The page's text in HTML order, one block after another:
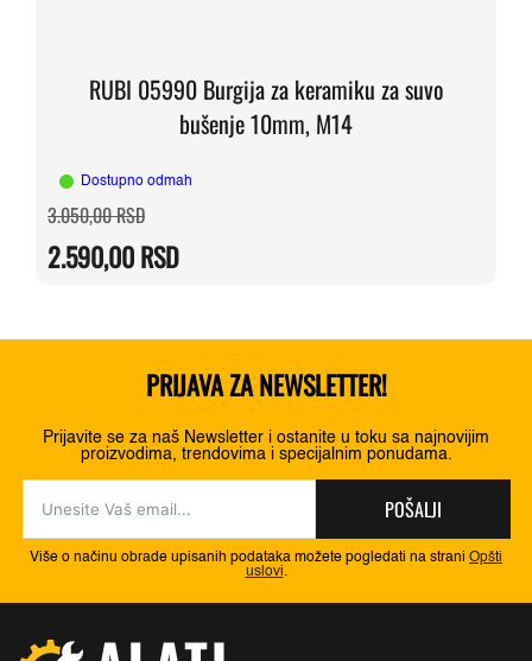
RUBI 05990 Burgija za keramiku za suvo
bušenje 10mm, M14
Dostupno odmah
3.050,00RSDOriginalna
cena
bila:
3.050,00 RSD.
2.590,00RSD
Trenutna
cena
2.590,00 RSD.
PRIJAVA ZA NEWSLETTER!
Prijavite se za naš Newsletter i ostanite u toku sa najnovijim
proizvodima, trendovima i specijalnim ponudama.
POŠALJI
Više o načinu obrade upisanih podataka možete pogledati na strani Opšti
uslovi .